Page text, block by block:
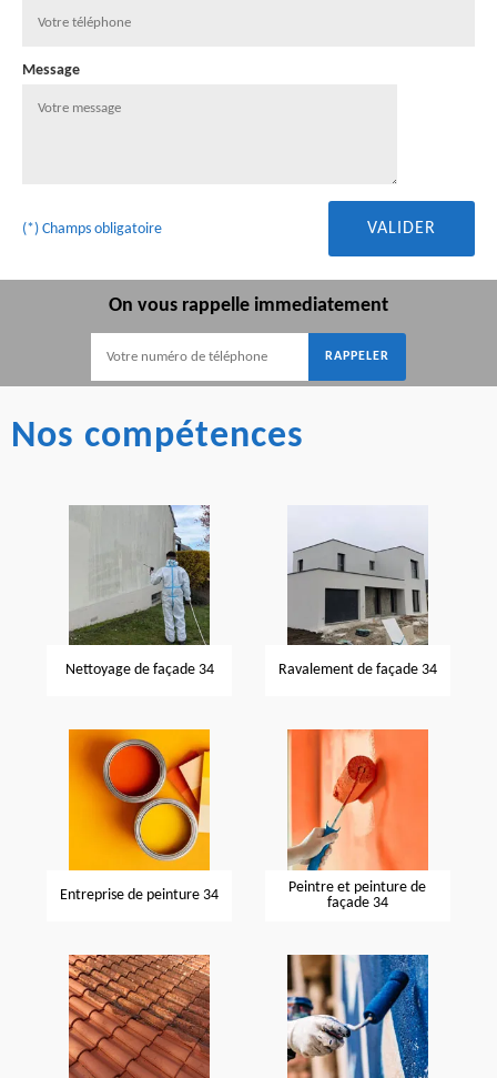
Message
(*) Champs obligatoire
On vous rappelle immediatement
Nos compétences
Nettoyage de façade 34 Ravalement de façade 34
Entreprise de peinture 34
Peintre et peinture de
façade 34